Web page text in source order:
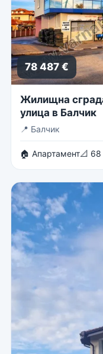
78 487 €
Жилищна
улица в Балчик
📍 Балчик
🏠 Апартамент📐